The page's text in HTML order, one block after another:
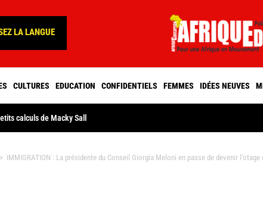
LA LANGUE
CULTURES EDUCATION CONFIDENTIELS FEMMES IDÉES NEUVES
calculs de Macky Sall
> IMMIGRATION : La présidente du Conseil Giorgia Meloni en passe de devenir